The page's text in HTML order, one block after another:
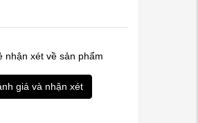
nhận xét về sản phẩm
giá và nhận xét